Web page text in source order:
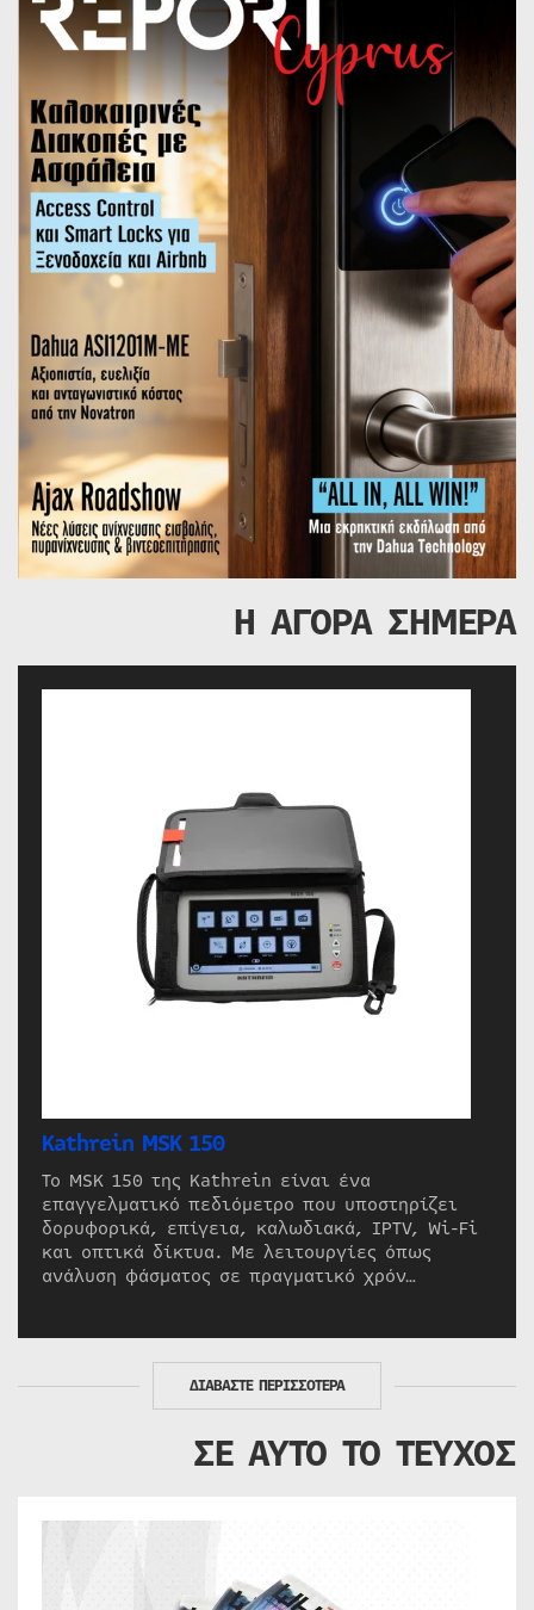
Η ΑΓΟΡΑ ΣΗΜΕΡΑ
Kathrein MSK 150
Το MSK 150 της Kathrein είναι ένα
επαγγελματικό πεδιόμετρο που υποστηρίζει
δορυφορικά, επίγεια, καλωδιακά, IPTV, Wi-Fi
και οπτικά δίκτυα. Με λειτουργίες όπως
ανάλυση φάσματος σε πραγματικό χρόν…
ΔΙΑΒΑΣΤΕ ΠΕΡΙΣΣΟΤΕΡΑ
ΣΕ ΑΥΤΟ ΤΟ ΤΕΥΧΟΣ